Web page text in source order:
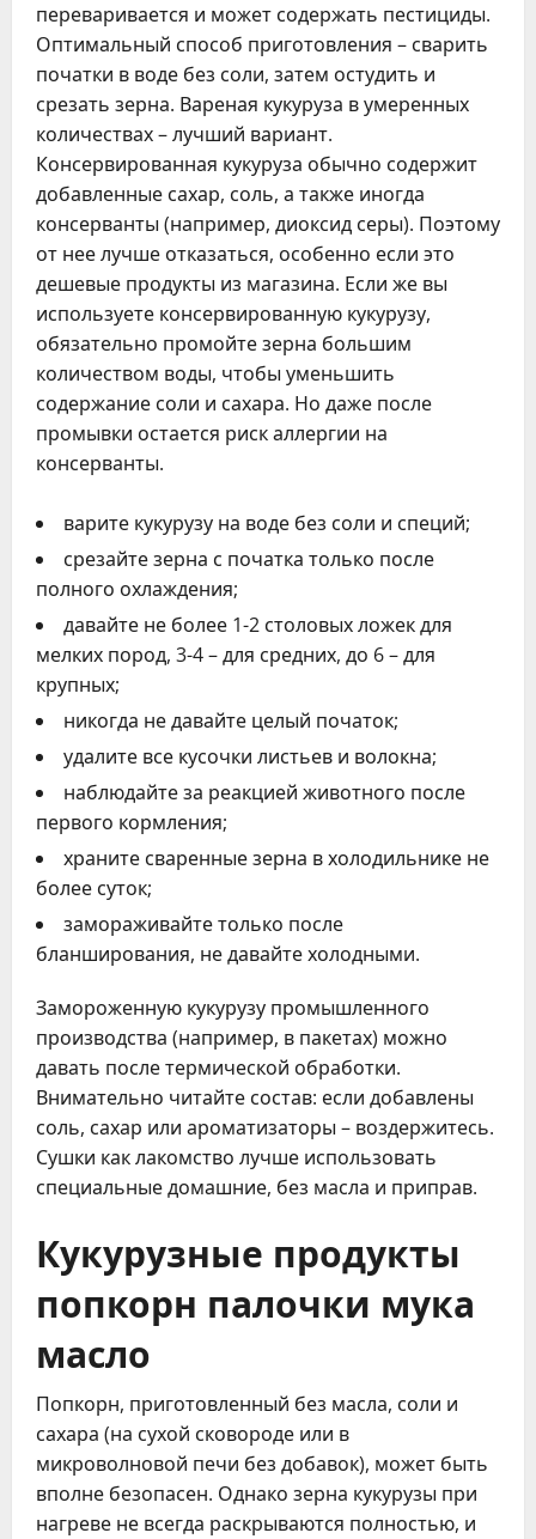
переваривается и может содержать пестициды.
Оптимальный способ приготовления – сварить
початки в воде без соли, затем остудить и
срезать зерна. Вареная кукуруза в умеренных
количествах – лучший вариант.
Консервированная кукуруза обычно содержит
добавленные сахар, соль, а также иногда
консерванты (например, диоксид серы). Поэтому
от нее лучше отказаться, особенно если это
дешевые продукты из магазина. Если же вы
используете консервированную кукурузу,
обязательно промойте зерна большим
количеством воды, чтобы уменьшить
содержание соли и сахара. Но даже после
промывки остается риск аллергии на
консерванты.
варите кукурузу на воде без соли и специй;
срезайте зерна с початка только после
полного охлаждения;
давайте не более 1-2 столовых ложек для
мелких пород, 3-4 – для средних, до 6 – для
крупных;
никогда не давайте целый початок;
удалите все кусочки листьев и волокна;
наблюдайте за реакцией животного после
первого кормления;
храните сваренные зерна в холодильнике не
более суток;
замораживайте только после
бланширования, не давайте холодными.
Замороженную кукурузу промышленного
производства (например, в пакетах) можно
давать после термической обработки.
Внимательно читайте состав: если добавлены
соль, сахар или ароматизаторы – воздержитесь.
Сушки как лакомство лучше использовать
специальные домашние, без масла и приправ.
Кукурузные продукты
попкорн палочки мука
масло
Попкорн, приготовленный без масла, соли и
сахара (на сухой сковороде или в
микроволновой печи без добавок), может быть
вполне безопасен. Однако зерна кукурузы при
нагреве не всегда раскрываются полностью, и